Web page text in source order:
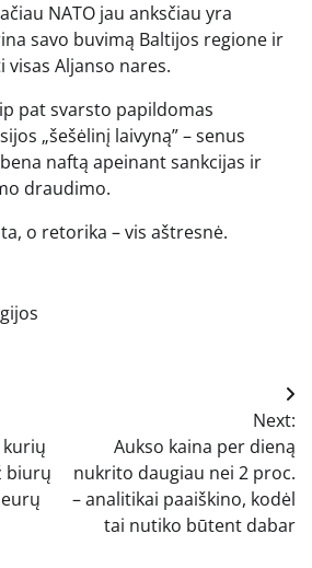
NATO jau anksčiau yra
savo buvimą Baltijos regione ir
Aljanso nares.
pat svarsto papildomas
„šešėlinį laivyną” – senus
naftą apeinant sankcijas ir
draudimo.
o retorika – vis aštresnė.
kurių
biurų
Next:
Aukso kaina per dieną
nukrito daugiau nei 2 proc.
– analitikai paaiškino, kodėl
tai nutiko būtent dabar